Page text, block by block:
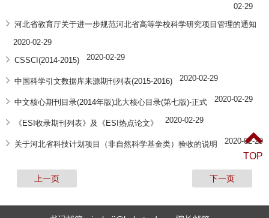
02-29
河北省教育厅关于进一步规范河北省高等学校科学研究项目管理的通知
2020-02-29
CSSCI(2014-2015)
2020-02-29
中国科学引文数据库来源期刊列表(2015-2016) 2020-02-29
中文核心期刊目录(2014年版)北大核心目录(第七版)-正式 2020-02-29
《ESI收录期刊列表》及《ESI热点论文》 2020-02-29
关于河北省科技计划项目（非自然科学基金类）验收的说明 2020-02-29
上一页 下一页
TOP